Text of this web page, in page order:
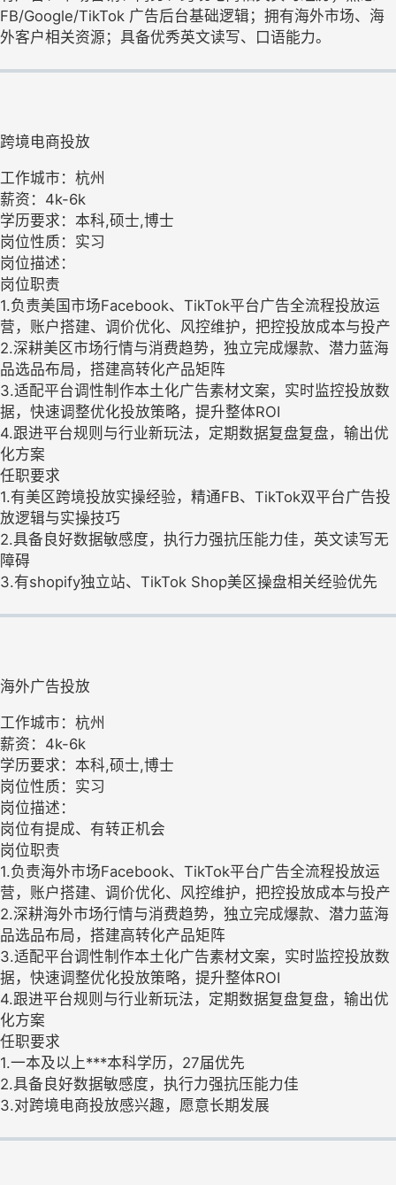
FB/Google/TikTok 广告后台基础逻辑；拥有海外市场、海
外客户相关资源；具备优秀英文读写、口语能力。
跨境电商投放
工作城市：杭州
薪资：4k-6k
学历要求：本科,硕士,博士
岗位性质：实习
岗位描述：
岗位职责
1.负责美国市场Facebook、TikTok平台广告全流程投放运
营，账户搭建、调价优化、风控维护，把控投放成本与投产
2.深耕美区市场行情与消费趋势，独立完成爆款、潜力蓝海
品选品布局，搭建高转化产品矩阵
3.适配平台调性制作本土化广告素材文案，实时监控投放数
据，快速调整优化投放策略，提升整体ROI
4.跟进平台规则与行业新玩法，定期数据复盘复盘，输出优
化方案
任职要求
1.有美区跨境投放实操经验，精通FB、TikTok双平台广告投
放逻辑与实操技巧
2.具备良好数据敏感度，执行力强抗压能力佳，英文读写无
障碍
3.有shopify独立站、TikTok Shop美区操盘相关经验优先
海外广告投放
工作城市：杭州
薪资：4k-6k
学历要求：本科,硕士,博士
岗位性质：实习
岗位描述：
岗位有提成、有转正机会
岗位职责
1.负责海外市场Facebook、TikTok平台广告全流程投放运
营，账户搭建、调价优化、风控维护，把控投放成本与投产
2.深耕海外市场行情与消费趋势，独立完成爆款、潜力蓝海
品选品布局，搭建高转化产品矩阵
3.适配平台调性制作本土化广告素材文案，实时监控投放数
据，快速调整优化投放策略，提升整体ROI
4.跟进平台规则与行业新玩法，定期数据复盘复盘，输出优
化方案
任职要求
1.一本及以上***本科学历，27届优先
2.具备良好数据敏感度，执行力强抗压能力佳
3.对跨境电商投放感兴趣，愿意长期发展